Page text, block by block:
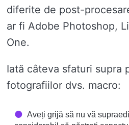
diferite de post-
ar fi Adobe Photoshop,
One.
Iată câteva sfaturi supra
fotografiilor dvs. macro:
Aveți grijă să nu vă